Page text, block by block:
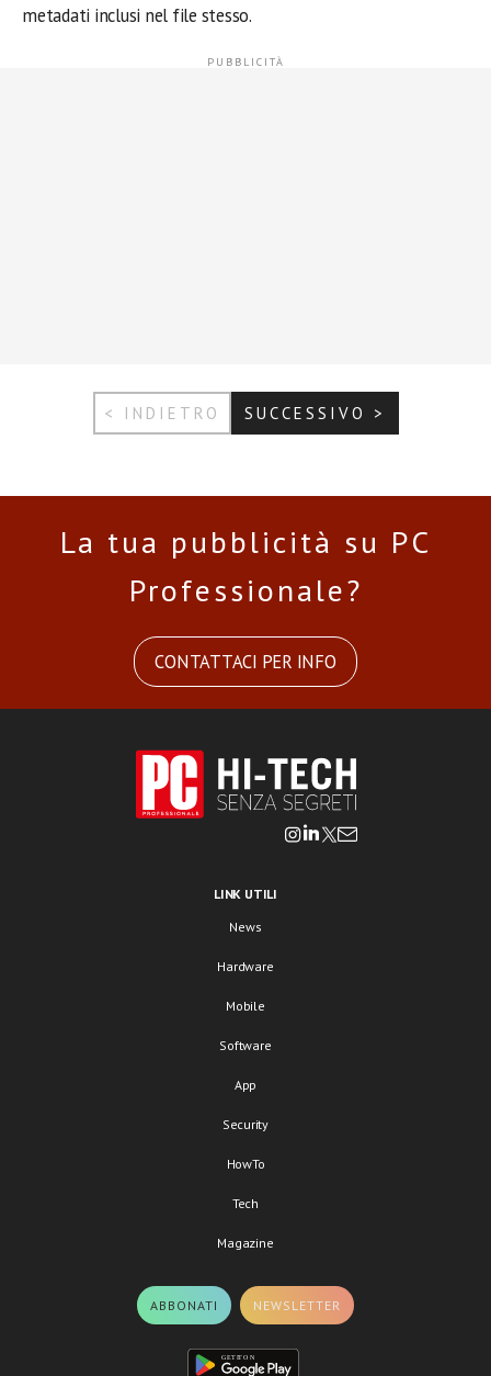
metadati inclusi nel file stesso.
< INDIETRO SUCCESSIVO >
La tua pubblicità su PC
Professionale?
CONTATTACI PER INFO
LINK UTILI
News
Hardware
Mobile
Software
App
Security
HowTo
Tech
Magazine
ABBONATI NEWSLETTER